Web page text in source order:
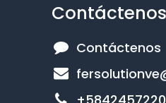
Contáctenos
Contáctenos